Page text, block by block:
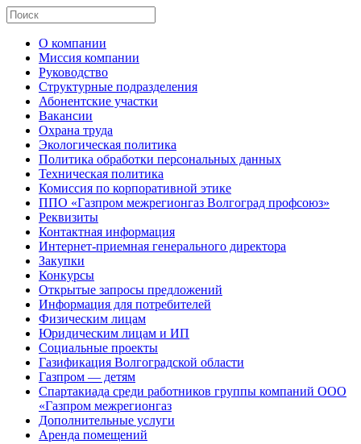
О компании
Миссия компании
Руководство
Структурные подразделения
Абонентские участки
Вакансии
Охрана труда
Экологическая политика
Политика обработки персональных данных
Техническая политика
Комиссия по корпоративной этике
ППО «Газпром межрегионгаз Волгоград профсоюз»
Реквизиты
Контактная информация
Интернет-приемная генерального директора
Закупки
Конкурсы
Открытые запросы предложений
Информация для потребителей
Физическим лицам
Юридическим лицам и ИП
Социальные проекты
Газификация Волгоградской области
Газпром — детям
Спартакиада среди работников группы компаний ООО
«Газпром межрегионгаз
Дополнительные услуги
Аренда помещений